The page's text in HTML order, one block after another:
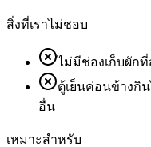
สิ่งที่เราไม่ชอบ
ไม่มีช่องเก็บผัก
ตู้เย็นค่อนข้างกิน
อื่น
เหมาะสำหรับ